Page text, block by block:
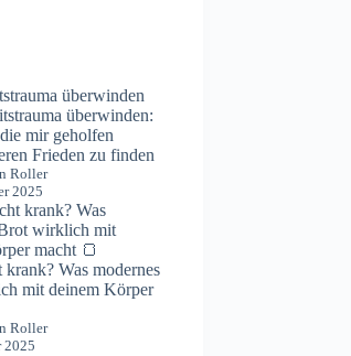
überwinden:
mir geholfen
Frieden zu finden
Roller
2025
Was modernes
mit deinem Körper
Roller
2025